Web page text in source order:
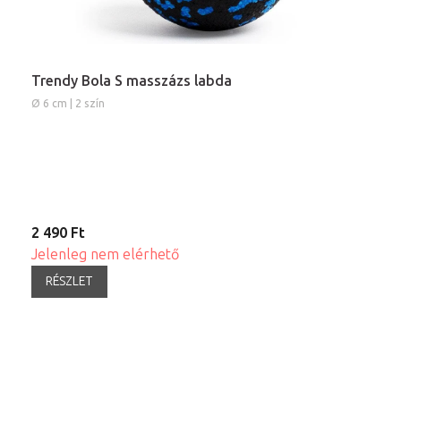
Trendy Bola S masszázs labda
Ø 6 cm | 2 szín
2 490 Ft
Jelenleg nem elérhető
RÉSZLET